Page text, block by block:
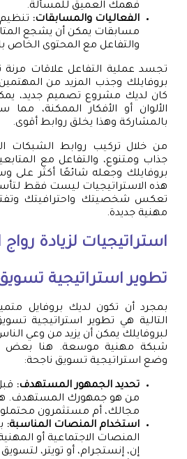
فهمك العميق للمسألة.
الفعاليات والمسابقات:
مسابقات يمكن أن يشجع
والتفاعل مع المحتوى الخاص
تجسد عملية التفاعل علاقات مرنة
بروفايلك وجذب المزيد من
كان لديك مشروع تصميم جديد،
الألوان أو الأفكار الممكنة،
بالمشاركة وهذا يخلق روابط أقوى.
من خلال تركيب روابط الشبكات
جذاب ومتنوع، والتفاعل مع
بروفايلك وجعله شائعًا أكثر على
هذه الاستراتيجيات ليست فقط
تعكس شخصيتك واحترافيتك
مهنية جديدة.
استراتيجيات لزيادة رواج
تطوير استراتيجية تسويق
بمجرد أن تكون لديك بروفايل
التالية هي تطوير استراتيجية
لبروفايلك يمكن أن يزيد من وعي
شبكة مهنية موسعة. هنا بعض
وضع استراتيجية تسويق ناجحة:
تحديد الجمهور المستهدف:
من هو جمهورك المستهدف.
مجالك، أم مستثمرون
استخدام المنصات المناسبة:
المنصات الاجتماعية أو
إن، إنستجرام، أو تويتر،